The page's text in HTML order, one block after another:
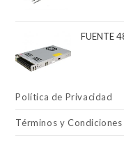
FUENTE
Política de Privacidad
Términos y Condiciones